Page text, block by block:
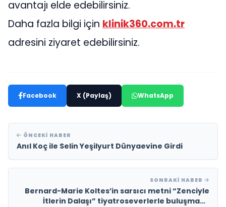
avantajı elde edebilirsiniz.
Daha fazla bilgi için klinik360.com.tr
adresini ziyaret edebilirsiniz.
Facebook X (Paylaş) WhatsApp
ÖNCEKI HABER
Anıl Koç ile Selin Yeşilyurt Dünyaevine Girdi
SONRAKI HABER
Bernard-Marie Koltes’in sarsıcı metni “Zenciyle
İtlerin Dalaşı” tiyatroseverlerle buluşmaya